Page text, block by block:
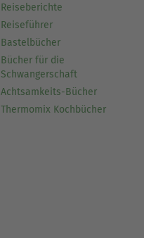
Reiseberichte
Reiseführer
Bastelbücher
Bücher für die
Schwangerschaft
Achtsamkeits-Bücher
Thermomix Kochbücher